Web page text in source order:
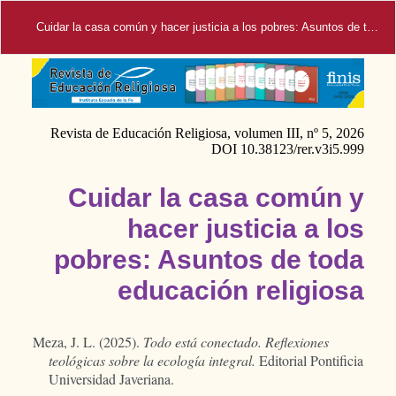
Cuidar la casa común y hacer justicia a los pobres: Asuntos de toda educación religiosa.